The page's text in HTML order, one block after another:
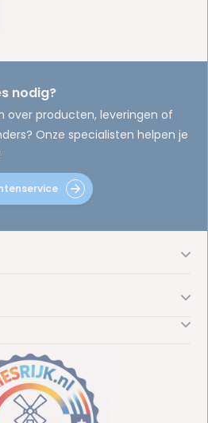
nodig?
over producten, leveringen of
Onze specialisten helpen je